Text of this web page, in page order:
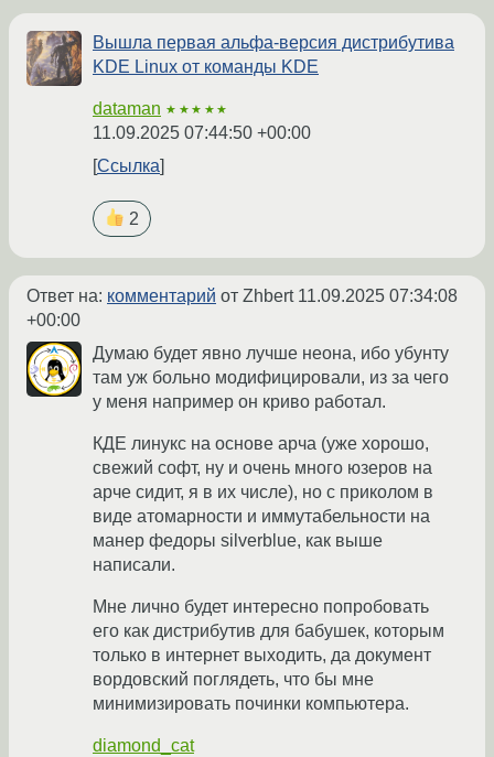
Вышла первая альфа-версия дистрибутива
KDE Linux от команды KDE
dataman ★★★★★
11.09.2025 07:44:50 +00:00
Ссылка
2
Ответ на: комментарий от Zhbert 11.09.2025 07:34:08
+00:00
Думаю будет явно лучше неона, ибо убунту
там уж больно модифицировали, из за чего
у меня например он криво работал.
КДЕ линукс на основе арча (уже хорошо,
свежий софт, ну и очень много юзеров на
арче сидит, я в их числе), но с приколом в
виде атомарности и иммутабельности на
манер федоры silverblue, как выше
написали.
Мне лично будет интересно попробовать
его как дистрибутив для бабушек, которым
только в интернет выходить, да документ
вордовский поглядеть, что бы мне
минимизировать починки компьютера.
diamond_cat